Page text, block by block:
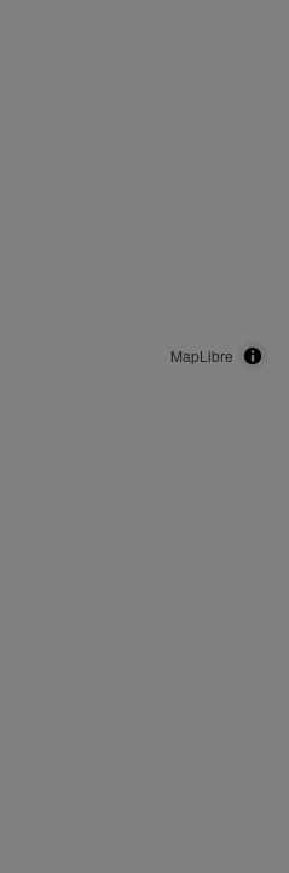
MapLibre